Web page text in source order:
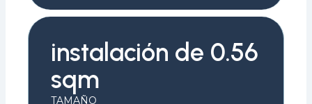
instalación de 0.56
sqm
TAMAÑO